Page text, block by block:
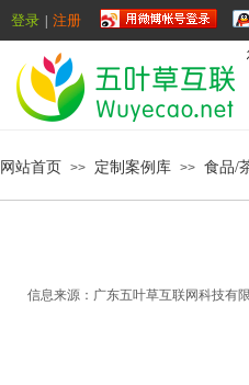
登录 注册
网站首页 >> 定制案例库 >> 食品/
信息来源： 广东五叶草互联网科技有